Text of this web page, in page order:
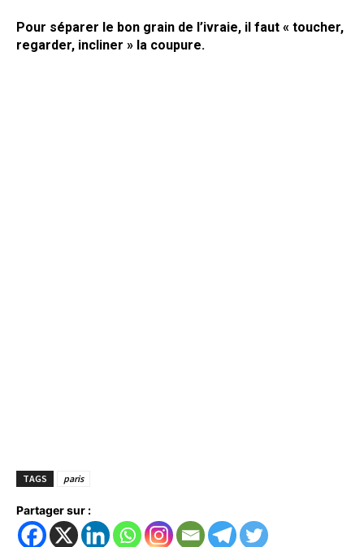
Pour séparer le bon grain de l’ivraie, il faut « toucher,
regarder, incliner » la coupure.
TAGS paris
Partager sur :